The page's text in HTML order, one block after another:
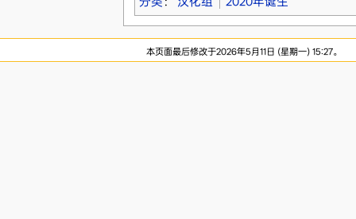
本页面最后修改于2026年5月11日 (星期一) 15:27。